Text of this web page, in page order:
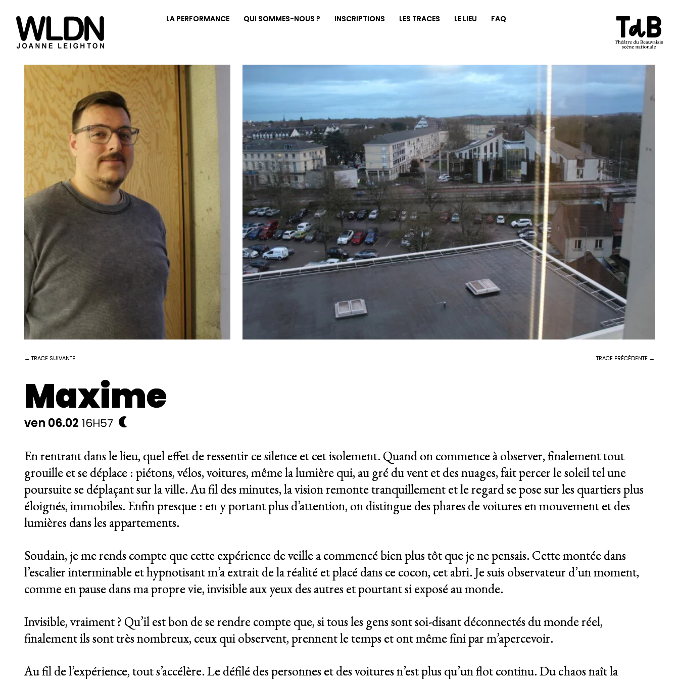
LA PERFORMANCE QUI SOMMES-NOUS ? INSCRIPTIONS LES TRACES LE LIEU FAQ
← TRACE SUIVANTE TRACE PRÉCÉDENTE →
Maxime
ven 06.02 16H57
En rentrant dans le lieu, quel effet de ressentir ce silence et cet isolement. Quand on commence à observer, finalement tout
grouille et se déplace : piétons, vélos, voitures, même la lumière qui, au gré du vent et des nuages, fait percer le soleil tel une
poursuite se déplaçant sur la ville. Au fil des minutes, la vision remonte tranquillement et le regard se pose sur les quartiers plus
éloignés, immobiles. Enfin presque : en y portant plus d’attention, on distingue des phares de voitures en mouvement et des
lumières dans les appartements.
Soudain, je me rends compte que cette expérience de veille a commencé bien plus tôt que je ne pensais. Cette montée dans
l’escalier interminable et hypnotisant m’a extrait de la réalité et placé dans ce cocon, cet abri. Je suis observateur d’un moment,
comme en pause dans ma propre vie, invisible aux yeux des autres et pourtant si exposé au monde.
Invisible, vraiment ? Qu’il est bon de se rendre compte que, si tous les gens sont soi-disant déconnectés du monde réel,
finalement ils sont très nombreux, ceux qui observent, prennent le temps et ont même fini par m’apercevoir.
Au fil de l’expérience, tout s’accélère. Le défilé des personnes et des voitures n’est plus qu’un flot continu. Du chaos naît la